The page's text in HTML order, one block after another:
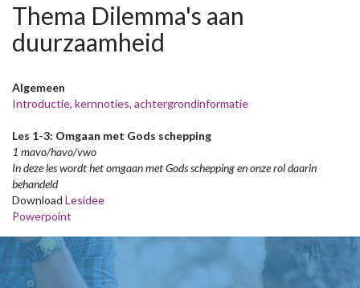
Thema Dilemma's aan
duurzaamheid
Algemeen
Introductie, kernnoties, achtergrondinformatie
Les 1-3: Omgaan met Gods schepping
1 mavo/havo/vwo
In deze les wordt het omgaan met Gods schepping en onze rol daarin
behandeld
Download Lesidee
Powerpoint